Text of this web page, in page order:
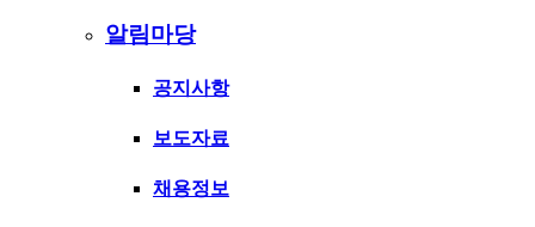
알림마당
공지사항
보도자료
채용정보